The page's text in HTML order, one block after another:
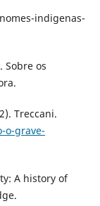
indigenas-
Sobre os
Treccani.
o-grave-
A history of